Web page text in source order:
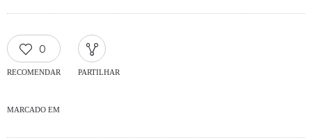
0
RECOMENDAR PARTILHAR
MARCADO EM